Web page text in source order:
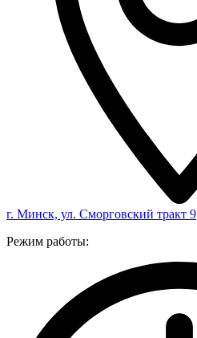
г. Минск, ул. Сморговский тракт 9
Режим работы: